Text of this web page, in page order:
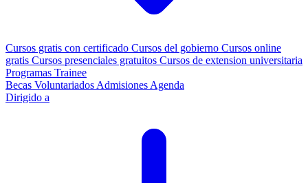
Cursos gratis con certificado Cursos del gobierno Cursos online
gratis Cursos presenciales gratuitos Cursos de extension universitaria
Programas Trainee
Becas Voluntariados Admisiones Agenda
Dirigido a